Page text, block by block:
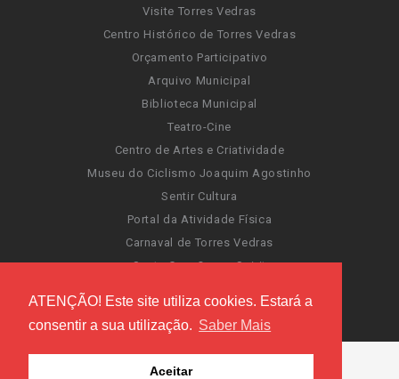
ATENÇÃO! Este site utiliza cookies. Estará a
consentir a sua utilização. Saber Mais
Aceitar
Visite Torres Vedras
Centro Histórico de Torres Vedras
Orçamento Participativo
Arquivo Municipal
Biblioteca Municipal
Teatro-Cine
Centro de Artes e Criatividade
Museu do Ciclismo Joaquim Agostinho
Sentir Cultura
Portal da Atividade Física
Carnaval de Torres Vedras
Santa Cruz Ocean Spirit